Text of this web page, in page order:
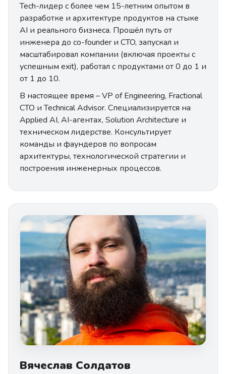
Tech-лидер с более чем 15-летним опытом в
разработке и архитектуре продуктов на стыке
AI и реального бизнеса. Прошёл путь от
инженера до co-founder и CTO, запускал и
масштабировал компании (включая проекты с
успешным exit), работал с продуктами от 0 до 1 и
от 1 до 10.
В настоящее время – VP of Engineering, Fractional
CTO и Technical Advisor. Специализируется на
Applied AI, AI-агентах, Solution Architecture и
техническом лидерстве. Консультирует
команды и фаундеров по вопросам
архитектуры, технологической стратегии и
построения инженерных процессов.
Вячеслав Солдатов